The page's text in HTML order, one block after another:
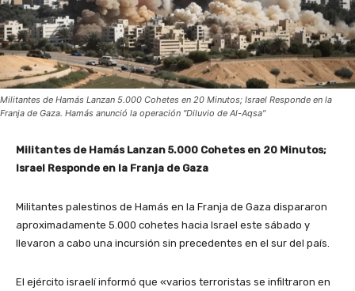
Militantes de Hamás Lanzan 5.000 Cohetes en 20 Minutos; Israel Responde en la
Franja de Gaza. Hamás anunció la operación "Diluvio de Al-Aqsa"
Militantes de Hamás Lanzan 5.000 Cohetes en 20 Minutos;
Israel Responde en la Franja de Gaza
Militantes palestinos de Hamás en la Franja de Gaza dispararon
aproximadamente 5.000 cohetes hacia Israel este sábado y
llevaron a cabo una incursión sin precedentes en el sur del país.
El ejército israelí informó que «varios terroristas se infiltraron en